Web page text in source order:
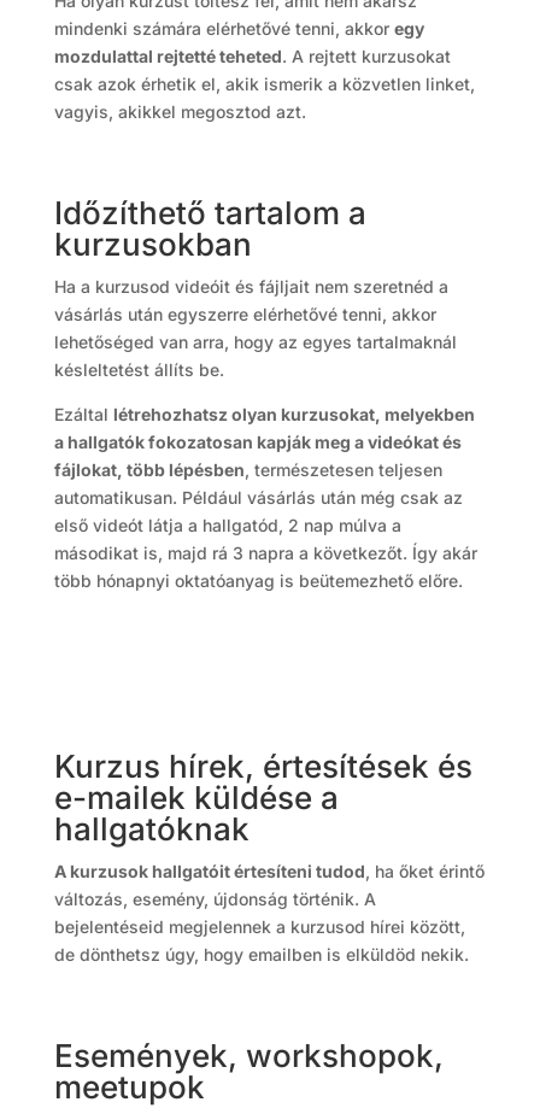
mindenki számára elérhetővé tenni, akkor egy
mozdulattal rejtetté teheted. A rejtett kurzusokat
csak azok érhetik el, akik ismerik a közvetlen linket,
vagyis, akikkel megosztod azt.
Időzíthető tartalom a
kurzusokban
Ha a kurzusod videóit és fájljait nem szeretnéd a
vásárlás után egyszerre elérhetővé tenni, akkor
lehetőséged van arra, hogy az egyes tartalmaknál
késleltetést állíts be.
Ezáltal létrehozhatsz olyan kurzusokat, melyekben
a hallgatók fokozatosan kapják meg a videókat és
fájlokat, több lépésben, természetesen teljesen
automatikusan. Például vásárlás után még csak az
első videót látja a hallgatód, 2 nap múlva a
másodikat is, majd rá 3 napra a következőt. Így akár
több hónapnyi oktatóanyag is beütemezhető előre.
Kurzus hírek, értesítések és
e-mailek küldése a
hallgatóknak
A kurzusok hallgatóit értesíteni tudod, ha őket érintő
változás, esemény, újdonság történik. A
bejelentéseid megjelennek a kurzusod hírei között,
de dönthetsz úgy, hogy emailben is elküldöd nekik.
Események, workshopok,
meetupok